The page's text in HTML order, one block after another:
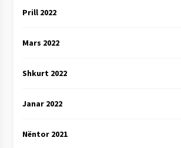
Prill 2022
Mars 2022
Shkurt 2022
Janar 2022
Nëntor 2021